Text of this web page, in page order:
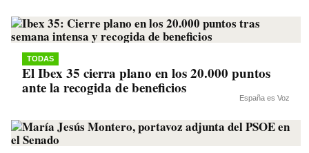
TODAS
El Ibex 35 cierra plano en los 20.000 puntos
ante la recogida de beneficios
España es Voz